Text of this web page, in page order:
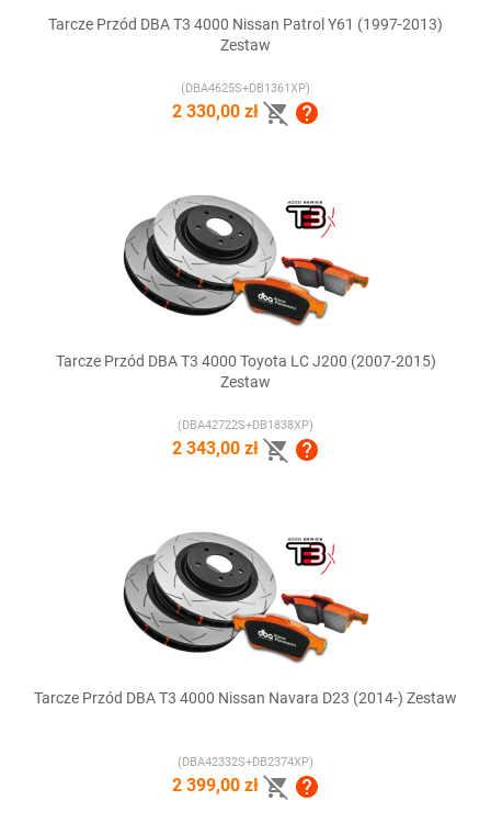
Tarcze Przód DBA T3 4000 Nissan Patrol Y61 (1997-2013)
Zestaw
(DBA4625S+DB1361XP)
2 330,00 zł  
Tarcze Przód DBA T3 4000 Toyota LC J200 (2007-2015)
Zestaw
(DBA42722S+DB1838XP)
2 343,00 zł  
Tarcze Przód DBA T3 4000 Nissan Navara D23 (2014-) Zestaw
(DBA42332S+DB2374XP)
2 399,00 zł  